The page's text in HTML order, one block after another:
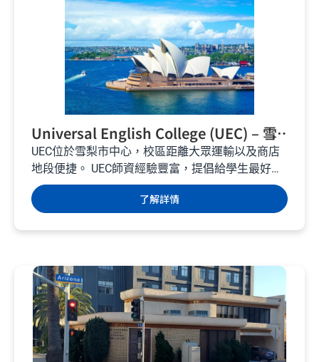
Universal English College (UEC) – 雪
梨語言學校 – 澳洲遊學
UEC位於雪梨市中心，校區距離大眾運輸以及商店
地段便捷。 UEC師資經驗豐富，提倡給學生最好的
英文教學品質，目標為建立和學生緊密的良好學習
關係。...
了解詳情